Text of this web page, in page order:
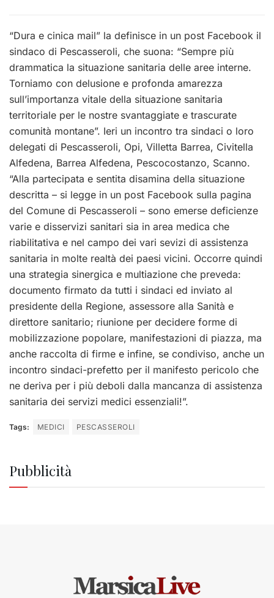
“Dura e cinica mail” la definisce in un post Facebook il
sindaco di Pescasseroli, che suona: “Sempre più
drammatica la situazione sanitaria delle aree interne.
Torniamo con delusione e profonda amarezza
sull’importanza vitale della situazione sanitaria
territoriale per le nostre svantaggiate e trascurate
comunità montane”. Ieri un incontro tra sindaci o loro
delegati di Pescasseroli, Opi, Villetta Barrea, Civitella
Alfedena, Barrea Alfedena, Pescocostanzo, Scanno.
“Alla partecipata e sentita disamina della situazione
descritta – si legge in un post Facebook sulla pagina
del Comune di Pescasseroli – sono emerse deficienze
varie e disservizi sanitari sia in area medica che
riabilitativa e nel campo dei vari sevizi di assistenza
sanitaria in molte realtà dei paesi vicini. Occorre quindi
una strategia sinergica e multiazione che preveda:
documento firmato da tutti i sindaci ed inviato al
presidente della Regione, assessore alla Sanità e
direttore sanitario; riunione per decidere forme di
mobilizzazione popolare, manifestazioni di piazza, ma
anche raccolta di firme e infine, se condiviso, anche un
incontro sindaci-prefetto per il manifesto pericolo che
ne deriva per i più deboli dalla mancanza di assistenza
sanitaria dei servizi medici essenziali!”.
Tags: MEDICI PESCASSEROLI
Pubblicità